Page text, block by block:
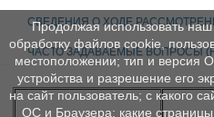
СВЕДЕНИЯ О ХОДЕ
ЧАСТО ЗАДАВАЕМЫЕ ВОПРОСЫ
https://edu.gov.ru/
Продолжая использовать наш
обработку файлов cookie,
местоположении; тип и версия
устройства и разрешение его
на сайт пользователь; с какого
ОС и Браузера; какие страницы